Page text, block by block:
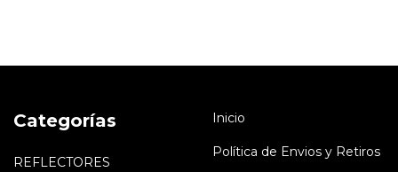
Categorías
REFLECTORES
Inicio
Política de Envios y Retiros